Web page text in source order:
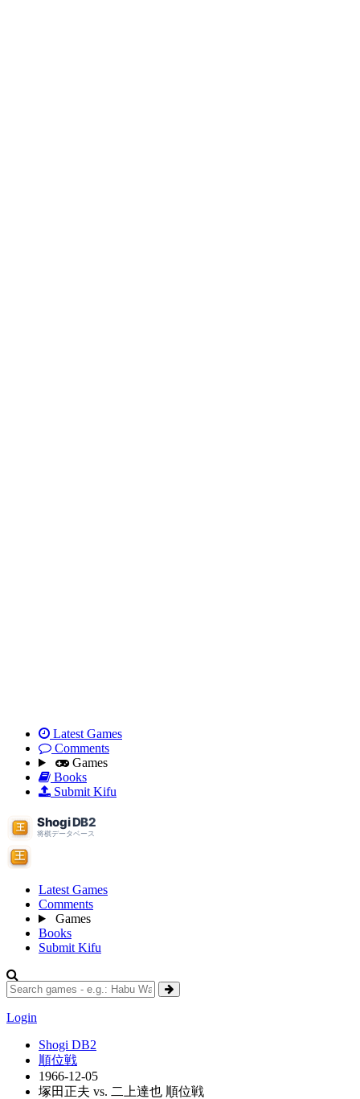
Latest Games
Comments
Games
Books
Submit Kifu
Latest Games
Comments
Games
Books
Submit Kifu
Login
Shogi DB2
順位戦
1966-12-05
塚田正夫 vs. 二上達也 順位戦